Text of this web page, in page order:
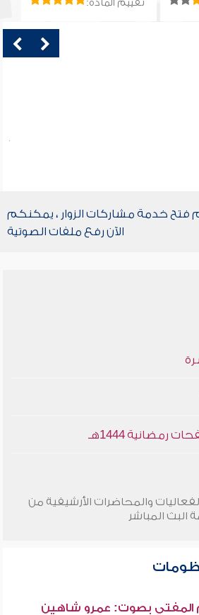
تقييم المادة:
فتح خدمة مشاركات الزوار ، يمكنكم
الآن رفع ملفات الصوتية
1444هـ
والمحاضرات الأرشيفية من
البث المباشر
بصوت: عمرو شاهين